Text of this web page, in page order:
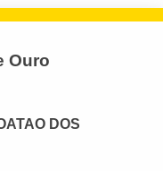
Ouro
DOS